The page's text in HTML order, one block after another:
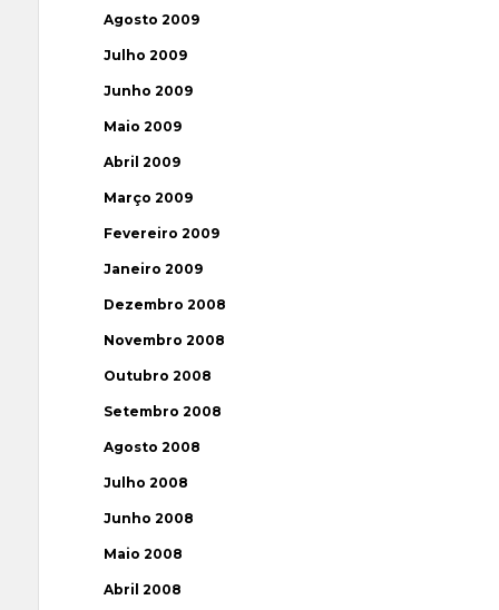
Agosto 2009
Julho 2009
Junho 2009
Maio 2009
Abril 2009
Março 2009
Fevereiro 2009
Janeiro 2009
Dezembro 2008
Novembro 2008
Outubro 2008
Setembro 2008
Agosto 2008
Julho 2008
Junho 2008
Maio 2008
Abril 2008